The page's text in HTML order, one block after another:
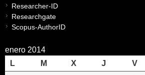
Researcher-ID
Researchgate
Scopus-AuthorID
enero 2014
L
M X J V